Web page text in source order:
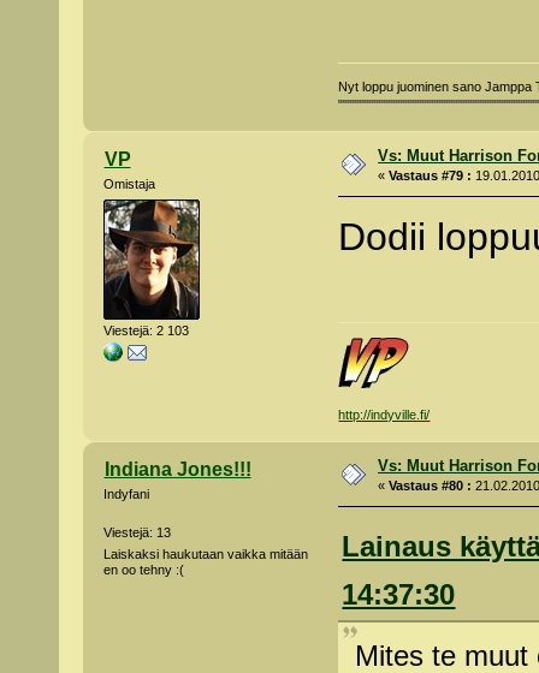
Nyt loppu juominen sano Jamppa
VP
Omistaja
Viestejä: 2 103
Vs: Muut Harrison
«Vastaus #79 :
Dodii
http://indyville.fi/
Indiana Jones!!!
Indyfani
Viestejä: 13
Laiskaksi haukutaan vaikka mitään
en oo tehny :(
Vs: Muut Harrison
«Vastaus #80 :
Lainaus
14:37:30
Mites te muut